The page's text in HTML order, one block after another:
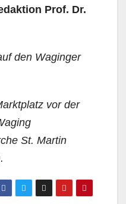
Prof. Dr.
den Waginger
vor der
St. Martin